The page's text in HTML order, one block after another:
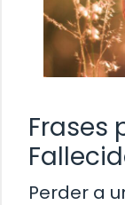
Frases
Perder a